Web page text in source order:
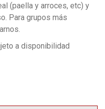
(paella y arroces, etc) y
Para grupos más
a disponibilidad